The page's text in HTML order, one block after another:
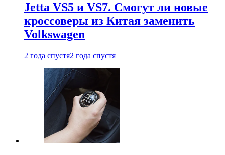
Jetta VS5 и VS7. Смогут ли новые
кроссоверы из Китая заменить
Volkswagen
2 года спустя2 года спустя